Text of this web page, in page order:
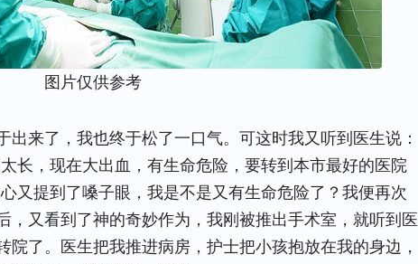
图片仅供参考
出来了，我也终于松了一口气。可这时我又听到医生说：
长，现在大出血，有生命危险，要转到本市最好的医院
又提到了嗓子眼，我是不是又有生命危险了？我便再次
，又看到了神的奇妙作为，我刚被推出手术室，就听到医
院了。医生把我推进病房，护士把小孩抱放在我的身边，